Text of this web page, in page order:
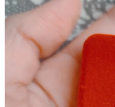
5,0
z
5
hvězdiček.